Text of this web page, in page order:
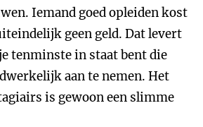
Iemand goed opleiden kost
geen geld. Dat levert
tenminste in staat bent die
aan te nemen. Het
is gewoon een slimme